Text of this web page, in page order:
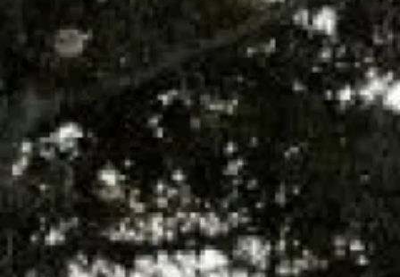
l'intervention sur votre chaudière à gaz. Le contrat démarre le
jour de la signature et dure un an.
Il se renouvelle à tacite reconduction. Chaque année dans la
première semaine du mois de la date d'échéance du contrat
l'avis d'échéance est envoyé, il appartient au souscripteur soit
d'adresser le règlement par chèque par courrier postal, ou de
contacter par téléphone nos services afin de convenir d'un
rendez-vous avec un de nos techniciens afin qu'il procède à la
vérification complète de la chaudière.